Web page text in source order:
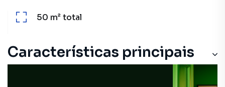
50 m²total
Características principais